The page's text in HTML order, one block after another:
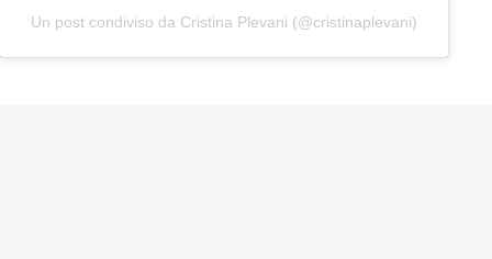
Un post condiviso da Cristina Plevani (@cristinaplevani)